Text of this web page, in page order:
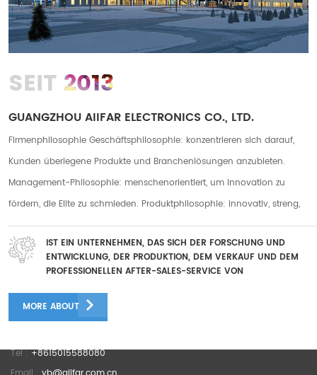
SEIT 2013
GUANGZHOU AIIFAR ELECTRONICS CO., LTD.
Firmenphilosophie Geschäftsphilosophie: konzentrieren sich darauf,
Kunden überlegene Produkte und Branchenlösungen anzubieten.
Management-Philosophie: menschenorientiert, um Innovation zu
fördern, die Elite zu schmieden. Produktphilosophie: innovativ, streng,
praktisch. Servicephilosophie: fürsorglicher Service, rücksichtsvoller
Service Unser Unternehmen hat zwei Fabriken in Guanazhou und
Foshan mit einer Gesamtfabrikfläche von mehr als 10.000
gibt mehr als 50 After-Sales-Teams und mehr als 30 F&E-Mitarbeiter.
Sales-Erfahrung, und das F & E-Personal verfügt über eine große
IST EIN UNTERNEHMEN, DAS SICH DER FORSCHUNG UND
ENTWICKLUNG, DER PRODUKTION, DEM VERKAUF UND DEM
PROFESSIONELLEN AFTER-SALES-SERVICE VON
MORE ABOUT
Tel :+8615015588080